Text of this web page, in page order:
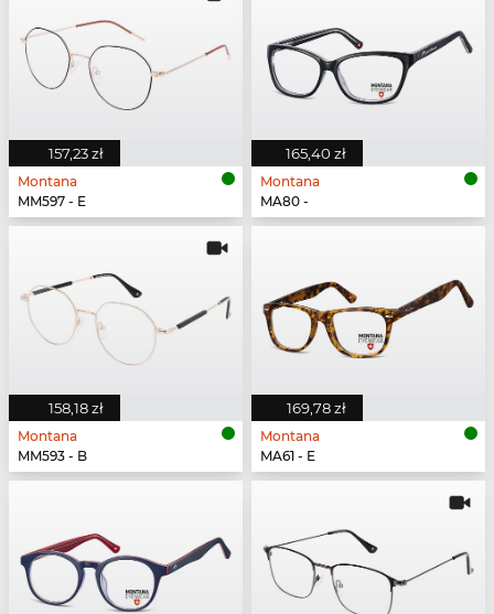
157,23 zł
Montana
MM597 - E
165,40 zł
Montana
MA80 -
158,18 zł
Montana
MM593 - B
169,78 zł
Montana
MA61 - E